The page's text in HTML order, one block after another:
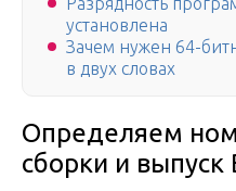
установлена
Зачем нужен 64-
в двух словах
Определяем
сборки и выпуск